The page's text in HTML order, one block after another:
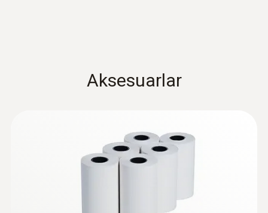
27671,80TRY
33206,16TRYAksesuarlar